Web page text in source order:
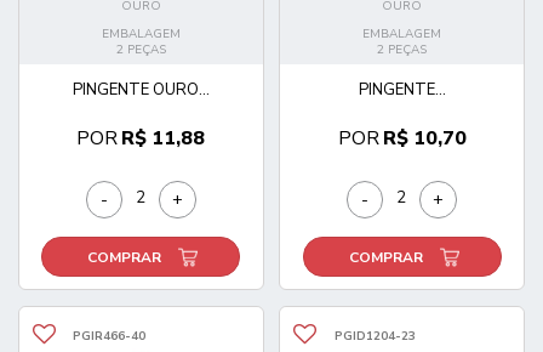
OURO
EMBALAGEM
2 PEÇAS
PINGENTE OURO...
PORR$ 11,88
- +
COMPRAR
OURO
EMBALAGEM
2 PEÇAS
PINGENTE...
PORR$ 10,70
- +
COMPRAR
PGIR466-40 PGID1204-23